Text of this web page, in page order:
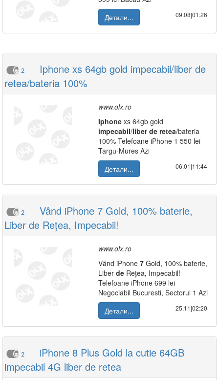
Детали...
09.08|01:26
2
Iphone xs 64gb gold impecabil/liber de
retea/bateria 100%
www.olx.ro
Iphone xs 64gb gold
impecabil/liber de retea/bateria
100% Telefoane iPhone 1 550 lei
Targu-Mures Azi
Детали...
06.01|11:44
2
Vând iPhone 7 Gold, 100% baterie,
Liber de Rețea, Impecabil!
www.olx.ro
Vând iPhone 7 Gold, 100% baterie,
Liber de Rețea, Impecabil!
Telefoane iPhone 699 lei
Negociabil Bucuresti, Sectorul 1 Azi
Детали...
25.11|02:20
2
iPhone 8 Plus Gold la cutie 64GB
impecabil 4G liber de retea